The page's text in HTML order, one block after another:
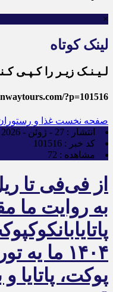
×
لینک کوتاه
لـیـنـک زیـر را کـپـی
?p=101516
صفحه نخست غذا و
انتشار : 27 - ژوئن - 2026 - 07:32
کد خبر : 101516
مشاهده : 72
از فی‌فی تا
به روایت ما
پوکت، پاتایا